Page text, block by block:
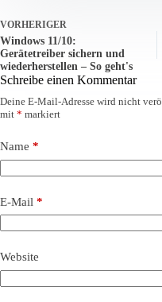
VORHERIGER
Windows 11/10:
Gerätetreiber sichern und
wiederherstellen – So geht's
Schreibe einen Kommentar
Deine E-Mail-Adresse wird nicht
mit * markiert
Name *
E-Mail *
Website